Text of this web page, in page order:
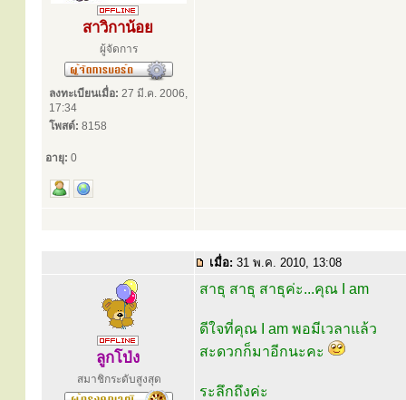
สาวิกาน้อย
ผู้จัดการ
ลงทะเบียนเมื่อ: 27 มี.ค. 2006,
17:34
โพสต์: 8158
อายุ: 0
เมื่อ: 31 พ.ค. 2010, 13:08
ลูกโป่ง
สมาชิกระดับสูงสุด
สาธุ สาธุ สาธุค่ะ...คุณ I am
ดีใจที่คุณ I am พอมีเวลาแล้ว
สะดวกก็มาอีกนะคะ
ระลึกถึงค่ะ